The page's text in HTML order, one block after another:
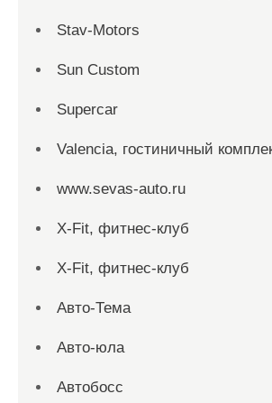
Stav-Motors
Sun Custom
Supercar
Valencia, гостиничный
www.sevas-auto.ru
X-Fit, фитнес-клуб
X-Fit, фитнес-клуб
Авто-Тема
Авто-юла
Автобосс